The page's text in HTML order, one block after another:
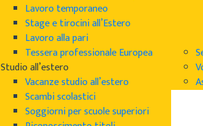
Lavoro temporaneo
Stage e tirocini all’Estero
Lavoro alla pari
Tessera professionale Europea
Studio all’estero
Vacanze studio all’estero
Scambi scolastici
Soggiorni per scuole superiori